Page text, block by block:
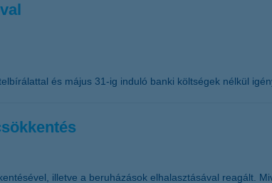
és május 31-ig induló banki költségek nélkül
illetve a beruházások elhalasztásával reagált.